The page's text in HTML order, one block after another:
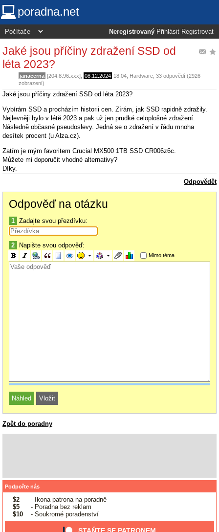
poradna.net
Neregistrovaný Přihlásit Registrovat
Jaké jsou příčiny zdražení SSD od
léta 2023?
janacerna [204.8.96.xxx], 08.12.2024 18:04 Hardware , 33 odpovědí (2926
zobrazení)
Jaké jsou příčiny zdražení SSD od léta 2023?
Vybírám SSD a procházím historii cen. Zírám, jak SSD rapidně zdražily.
Nejlevněji bylo v létě 2023 a pak už jen prudké celoplošné zdražení.
Následně občasné pseudoslevy. Jedná se o zdražení v řádu mnoha
desítek procent (u Alza.cz).
Zatím je mým favoritem Crucial MX500 1TB SSD CR006z6c.
Můžete mi doporučit vhodné alternativy?
Díky.
Odpovědět
Odpověď na otázku
1 Zadajte svou přezdívku:
2 Napište svou odpověď:
Mimo téma
Zpět do poradny
Podpořte nás
$2
- Ikona patrona na poradně
$5
- Poradna bez reklam
$10
- Soukromé poradenství